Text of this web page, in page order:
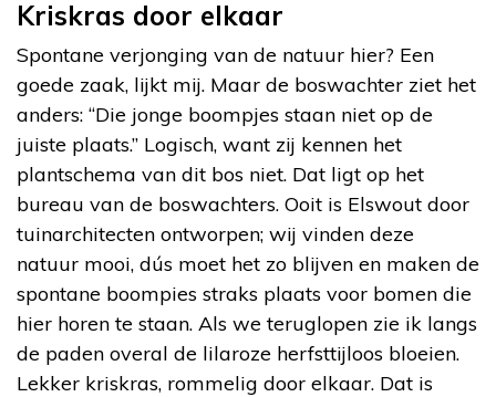
Kriskras door elkaar
Spontane verjonging van de natuur hier? Een
goede zaak, lijkt mij. Maar de boswachter ziet het
anders: “Die jonge boompjes staan niet op de
juiste plaats.” Logisch, want zij kennen het
plantschema van dit bos niet. Dat ligt op het
bureau van de boswachters. Ooit is Elswout door
tuinarchitecten ontworpen; wij vinden deze
natuur mooi, dús moet het zo blijven en maken de
spontane boompies straks plaats voor bomen die
hier horen te staan. Als we teruglopen zie ik langs
de paden overal de lilaroze herfsttijloos bloeien.
Lekker kriskras, rommelig door elkaar. Dat is